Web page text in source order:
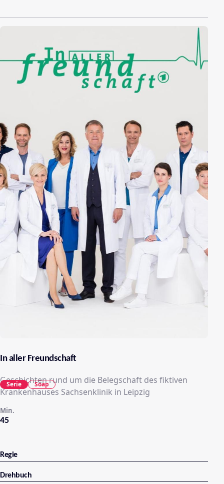
In aller Freundschaft
Geschichten rund um die Belegschaft des fiktiven
Krankenhauses Sachsenklinik in Leipzig
45
Min.
Serie Soap
Regie
Drehbuch